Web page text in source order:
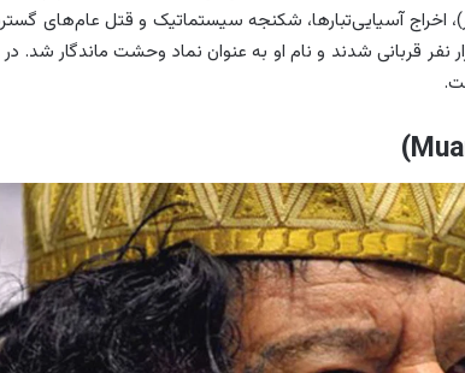
آسیایی‌تبارها، شکنجه سیستماتیک و قتل عام‌های
قربانی شدند و نام او به عنوان نماد وحشت ماندگار شد.